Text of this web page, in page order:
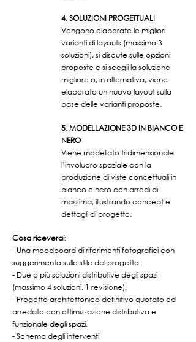
4. SOLUZIONI PROGETTUALI
Vengono elaborate le migliori
varianti di layouts (massimo 3
soluzioni), si discute sulle opzioni
proposte e si scegli la soluzione
migliore o, in alternativa, viene
elaborato un nuovo layout sulla
base delle varianti proposte.
5. MODELLAZIONE 3D IN BIANCO E
NERO
Viene modellato tridimensionale
l’involucro spaziale con la
produzione di viste concettuali in
bianco e nero con arredi di
massima, illustrando concept e
dettagli di progetto.
Cosa riceverai:
- Una moodboard di riferimenti fotografici con
suggerimento sullo stile del progetto.
- Due o più soluzioni distributive degli spazi
(massimo 4 soluzioni, 1 revisione).
- Progetto architettonico definitivo quotato ed
arredato con ottimizzazione distributiva e
funzionale degli spazi.
- Schema degli interventi